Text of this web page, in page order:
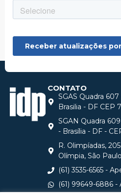
CONTATO
SGAS Quadra
Brasilia - DF CEP
SGAN Quadra
- Brasília - DF -
R. Olimpíadas,
Olímpia, São
(61) 3535-6565 -
(61) 99649-6886